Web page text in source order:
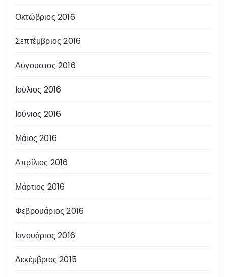
Οκτώβριος 2016
Σεπτέμβριος 2016
Αύγουστος 2016
Ιούλιος 2016
Ιούνιος 2016
Μάιος 2016
Απρίλιος 2016
Μάρτιος 2016
Φεβρουάριος 2016
Ιανουάριος 2016
Δεκέμβριος 2015